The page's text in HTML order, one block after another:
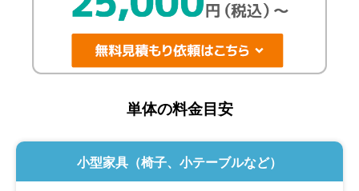
単体の料金目安
小型家具（椅子、小テーブルなど）